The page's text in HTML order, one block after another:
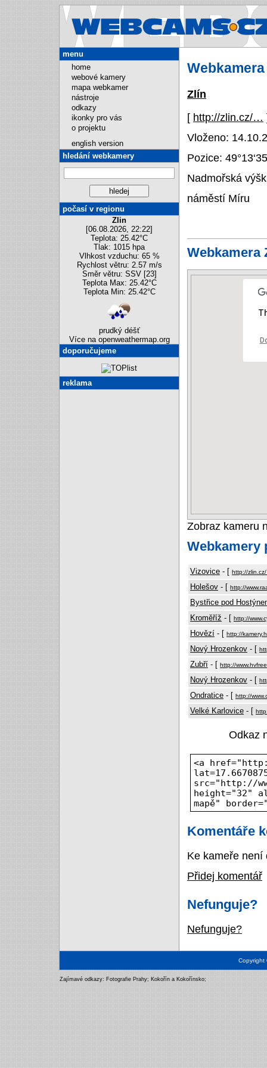
Zlín
[ http://zlin.cz/…
Vloženo:
Pozice:
Nadmořská
náměstí Míru
Webkamera
Zobraz kameru
Webkamery
Vizovice - [ http://
Holešov - [ http://
Bystřice pod
Kroměříž - [ http://
Hovězí - [ http://
Nový Hrozenkov - [
Zubří - [ http://
Nový Hrozenkov - [
Ondratice - [ http://
Velké Karlovice - [
Odkaz
<a href="http://
src="http://
height="32"
mapě"
Komentáře
Ke kameře není
Přidej komentář
Nefunguje?
Nefunguje?
menu
home
webové kamery
mapa webkamer
nástroje
odkazy
ikonky pro vás
o projektu
english version
hledání webkamery
počasí v regionu
Zlin
[06.08.2026, 22:22]
Teplota: 25.42°C
Tlak: 1015 hpa
Vlhkost vzduchu: 65 %
Rychlost větru: 2.57 m/s
Směr větru: SSV [23]
Teplota Max: 25.42°C
Teplota Min: 25.42°C
prudký déšť
Více na openweathermap.org
doporučujeme
reklama
Zajímavé odkazy: Fotografie Prahy; Kokořín a Kokořínsko;